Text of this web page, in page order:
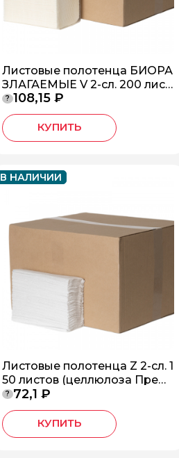
Листовые полотенца БИОРА
ЗЛАГАЕМЫЕ V 2-сл. 200 лист
ов белые (целлюлоза) *20 БС
-2-200-VН
? 108,15 ₽
КУПИТЬ
В НАЛИЧИИ
Листовые полотенца Z 2-сл. 1
50 листов (целлюлоза Прем
иум) *20 БС-2-150-Z
? 72,1 ₽
КУПИТЬ